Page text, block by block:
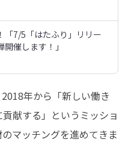
「7/5「はたふり」リリー
催します！」
年から「新しい働き
献する」というミッショ
マッチングを進めてきま